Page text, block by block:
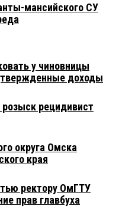
мансийского СУ
у чиновницы
доходы
рецидивист
округа Омска
края
ректору ОмГТУ
прав главбуха